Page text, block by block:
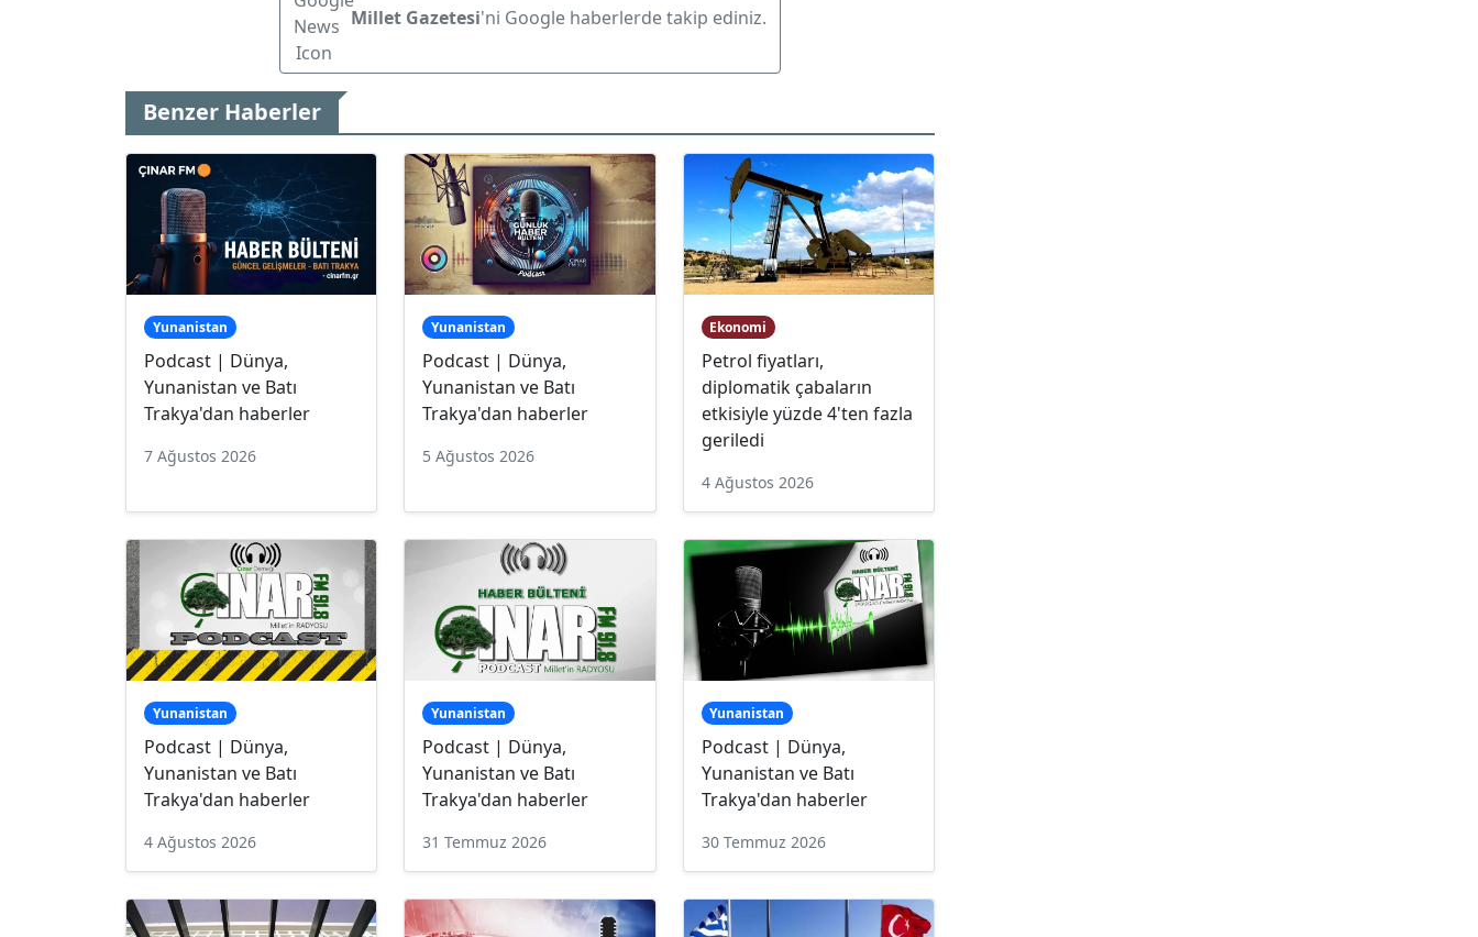
Millet Gazetesi'ni Google haberlerde takip ediniz.
Benzer Haberler
Yunanistan
Podcast | Dünya,
Yunanistan ve Batı
Trakya'dan haberler
7 Ağustos 2026
Yunanistan
Podcast | Dünya,
Yunanistan ve Batı
Trakya'dan haberler
5 Ağustos 2026
Ekonomi
Petrol fiyatları,
diplomatik çabaların
etkisiyle yüzde 4'ten fazla
geriledi
4 Ağustos 2026
Yunanistan
Podcast | Dünya,
Yunanistan ve Batı
Trakya'dan haberler
4 Ağustos 2026
Yunanistan
Podcast | Dünya,
Yunanistan ve Batı
Trakya'dan haberler
31 Temmuz 2026
Yunanistan
Podcast | Dünya,
Yunanistan ve Batı
Trakya'dan haberler
30 Temmuz 2026